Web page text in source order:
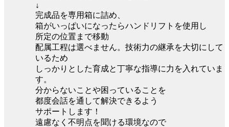
↓
完成品を専用箱に詰め、
箱がいっぱいになったらハンドリフトを使用し
所定の位置まで移動
配属工程は選べません。技術力の継承を大切にして
いるため
しっかりとした育成と丁寧な指導に力を入れていま
す。
分からないことや困っていることを
都度会話を通して解決できるよう
サポートします！
遠慮なく不明点を聞ける環境なので